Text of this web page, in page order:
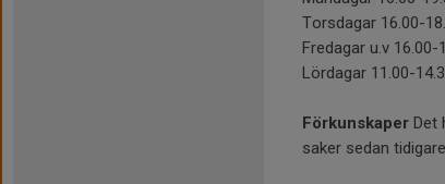
Torsdagar 16.00-
Fredagar u.v 16.00-
Lördagar 11.00-
Förkunskaper Det
saker sedan